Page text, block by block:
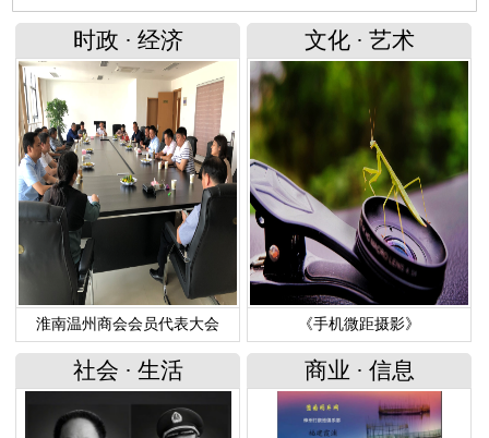
时政 · 经济
淮南温州商会会员代表大会
文化 · 艺术
《手机微距摄影》
社会 · 生活 商业 · 信息